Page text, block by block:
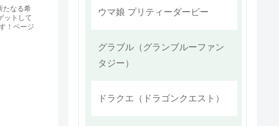
たなる希
ットして
！ページ
ウマ娘 プリティーダービー
グラブル（グランブルーファン
タジー）
ドラクエ（ドラゴンクエスト）